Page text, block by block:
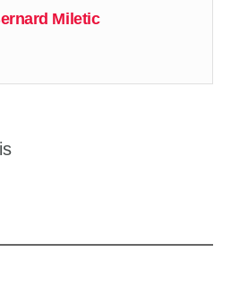
Miletic